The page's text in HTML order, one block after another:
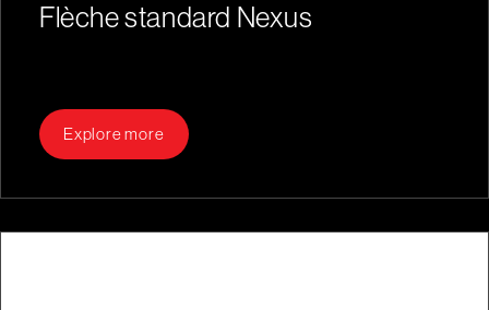
Flèche standard Nexus
Explore more